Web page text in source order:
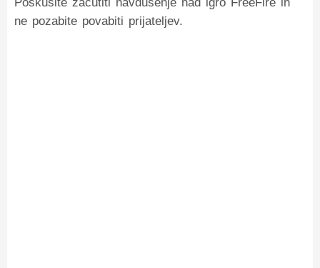
ne pozabite povabiti prijateljev.